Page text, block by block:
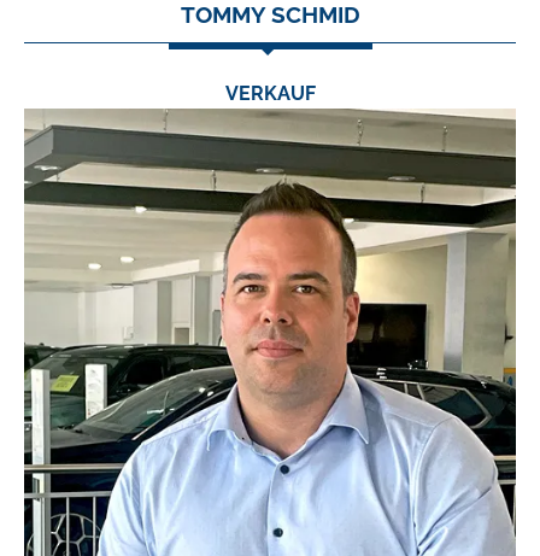
0631/53556-912
TOMMY SCHMID
VERKAUF